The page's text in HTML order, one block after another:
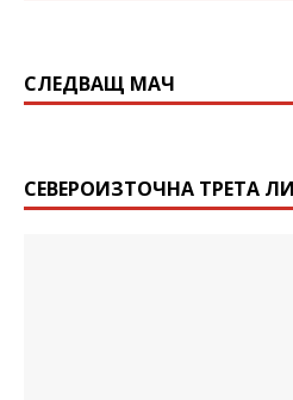
СЛЕДВАЩ МАЧ
СЕВЕРОИЗТОЧНА ТРЕТА